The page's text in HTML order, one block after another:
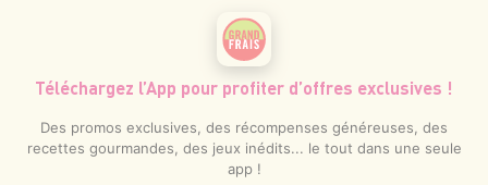
Téléchargez l’App pour profiter d’offres exclusives !
Des promos exclusives, des récompenses généreuses, des
recettes gourmandes, des jeux inédits... le tout dans une seule
app !